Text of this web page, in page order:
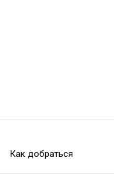
Как добраться